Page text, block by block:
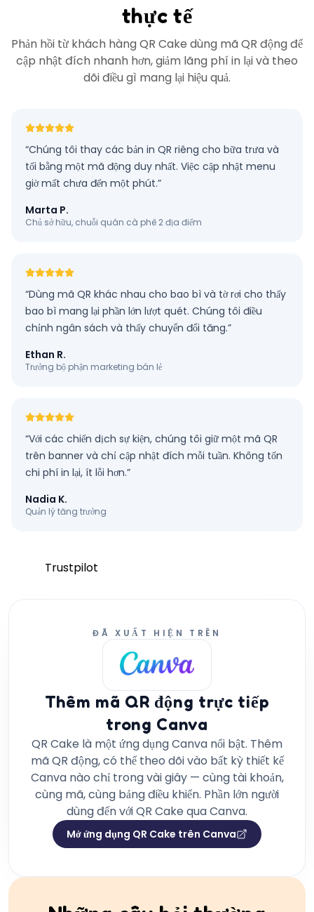
thực tế
Phản hồi từ khách hàng QR Cake dùng mã QR động để
cập nhật đích nhanh hơn, giảm lãng phí in lại và theo
dõi điều gì mang lại hiệu quả.
“Chúng tôi thay các bản in QR riêng cho bữa trưa và
tối bằng một mã động duy nhất. Việc cập nhật menu
giờ mất chưa đến một phút.”
Marta P.
Chủ sở hữu, chuỗi quán cà phê 2 địa điểm
“Dùng mã QR khác nhau cho bao bì và tờ rơi cho thấy
bao bì mang lại phần lớn lượt quét. Chúng tôi điều
chỉnh ngân sách và thấy chuyển đổi tăng.”
Ethan R.
Trưởng bộ phận marketing bán lẻ
“Với các chiến dịch sự kiện, chúng tôi giữ một mã QR
trên banner và chỉ cập nhật đích mỗi tuần. Không tốn
chi phí in lại, ít lỗi hơn.”
Nadia K.
Quản lý tăng trưởng
Trustpilot
ĐÃ XUẤT HIỆN TRÊN
Thêm mã QR động trực tiếp
trong Canva
QR Cake là một ứng dụng Canva nổi bật. Thêm
mã QR động, có thể theo dõi vào bất kỳ thiết kế
Canva nào chỉ trong vài giây — cùng tài khoản,
cùng mã, cùng bảng điều khiển. Phần lớn người
dùng đến với QR Cake qua Canva.
Mở ứng dụng QR Cake trên Canva